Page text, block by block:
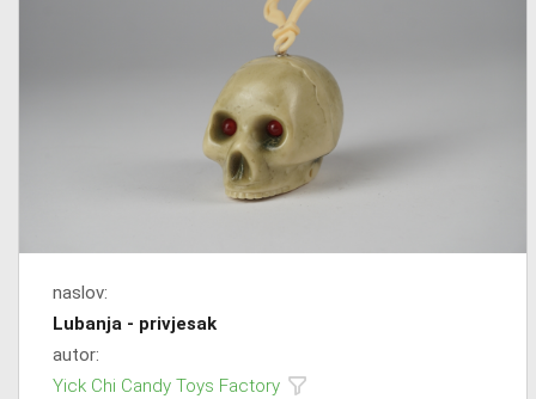
naslov:
Lubanja - privjesak
autor:
Yick Chi Candy Toys Factory